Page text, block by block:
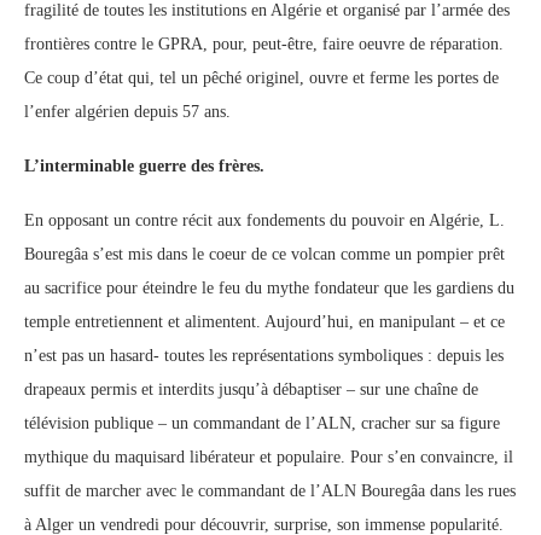
fragilité de toutes les institutions en Algérie et organisé par l’armée des
frontières contre le GPRA, pour, peut-être, faire oeuvre de réparation.
Ce coup d’état qui, tel un pêché originel, ouvre et ferme les portes de
l’enfer algérien depuis 57 ans.
L’interminable guerre des frères.
En opposant un contre récit aux fondements du pouvoir en Algérie, L.
Bouregâa s’est mis dans le coeur de ce volcan comme un pompier prêt
au sacrifice pour éteindre le feu du mythe fondateur que les gardiens du
temple entretiennent et alimentent. Aujourd’hui, en manipulant – et ce
n’est pas un hasard- toutes les représentations symboliques : depuis les
drapeaux permis et interdits jusqu’à débaptiser – sur une chaîne de
télévision publique – un commandant de l’ALN, cracher sur sa figure
mythique du maquisard libérateur et populaire. Pour s’en convaincre, il
suffit de marcher avec le commandant de l’ALN Bouregâa dans les rues
à Alger un vendredi pour découvrir, surprise, son immense popularité.